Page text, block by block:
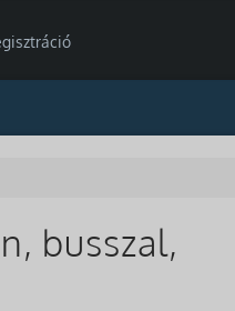
busszal,